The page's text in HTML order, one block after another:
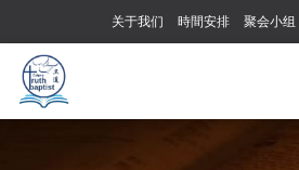
关于我们 時間安排 聚会小组